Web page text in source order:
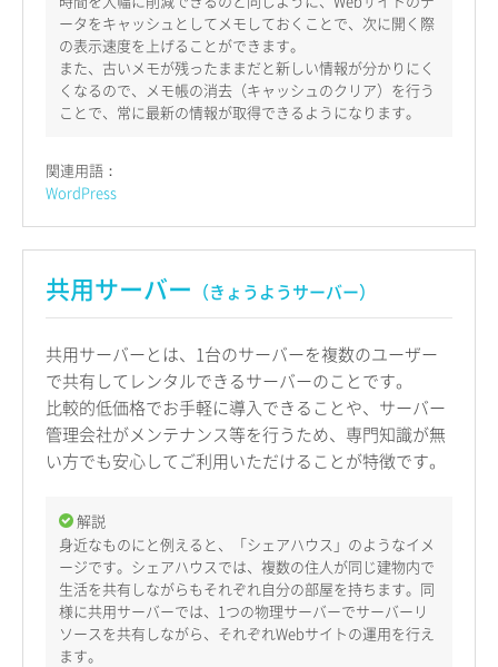
ータをキャッシュとしてメモしておくことで、次に開く際
の表示速度を上げることができます。
また、古いメモが残ったままだと新しい情報が分かりにく
くなるので、メモ帳の消去（キャッシュのクリア）を行う
ことで、常に最新の情報が取得できるようになります。
関連用語：
WordPress
共用サーバー （きょうようサーバー）
共用サーバーとは、1台のサーバーを複数のユーザー
で共有してレンタルできるサーバーのことです。
比較的低価格でお手軽に導入できることや、サーバー
管理会社がメンテナンス等を行うため、専門知識が無
い方でも安心してご利用いただけることが特徴です。
解説
身近なものにと例えると、「シェアハウス」のようなイメ
ージです。シェアハウスでは、複数の住人が同じ建物内で
生活を共有しながらもそれぞれ自分の部屋を持ちます。同
様に共用サーバーでは、1つの物理サーバーでサーバーリ
ソースを共有しながら、それぞれWebサイトの運用を行え
ます。